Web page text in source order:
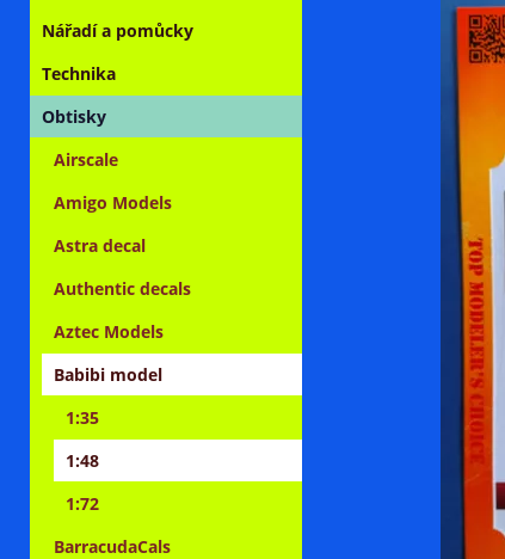
Nářadí a pomůcky
Technika
Obtisky
Airscale
Amigo Models
Astra decal
Authentic decals
Aztec Models
Babibi model
1:35
1:48
1:72
BarracudaCals